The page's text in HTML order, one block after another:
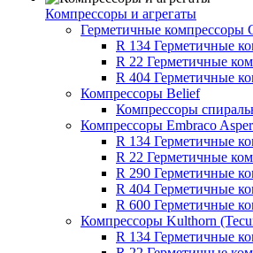
Компрессоры и агрегаты
Герметичные компрессоры
R 134 Герметичные
R 22 Герметичные
R 404 Герметичные
Компрессоры Belief
Компрессоры
Компрессоры Embraco
R 134 Герметичные
R 22 Герметичные
R 290 Герметичные
R 404 Герметичные
R 600 Герметичные
Компрессоры Kulthorn
R 134 Герметичные